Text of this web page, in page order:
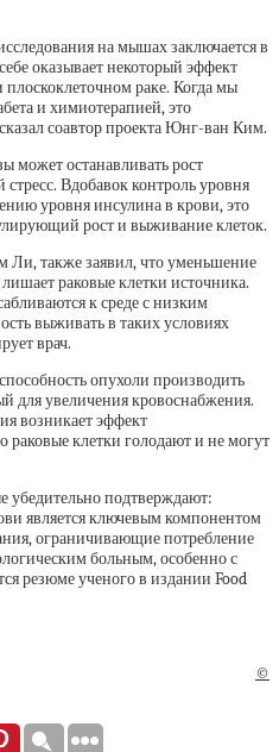
на мышах заключается в
оказывает некоторый эффект
раке. Когда мы
и химиотерапией, это
соавтор проекта Юнг-ван Ким.
может останавливать рост
Вдобавок контроль уровня
уровня инсулина в крови, это
рост и выживание клеток.
Ли, также заявил, что уменьшение
раковые клетки источника.
к среде с низким
выживать в таких условиях
врач.
опухоли производить
для увеличения кровоснабжения.
возникает эффект
раковые клетки голодают и не могут
убедительно подтверждают:
является ключевым компонентом
ограничивающие потребление
больным, особенно с
резюмеученого в издании Food
©